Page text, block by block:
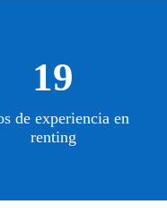
19
de experiencia en
renting